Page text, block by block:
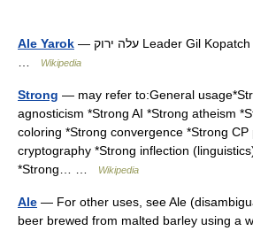
Ale Yarok — עלה ירוק Leader Gil Kopatch Founded 1999 Headqu
Wikipedia
Strong — may refer to:General
agnosticism *Strong AI *Strong atheism
coloring *Strong convergence *Strong CP
cryptography *Strong inflection
*Strong… …
Wikipedia
Ale — For other uses, see Ale
beer brewed from malted barley using a